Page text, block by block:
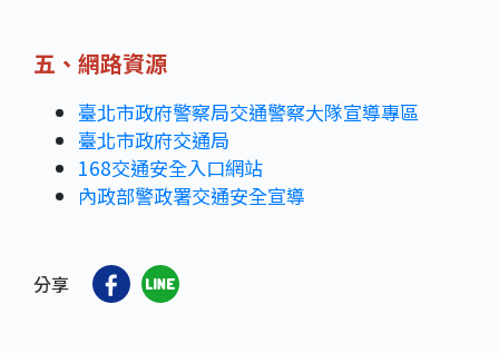
五、網路資源
臺北市政府警察局交通警察大隊宣導專區
臺北市政府交通局
168交通安全入口網站
內政部警政署交通安全宣導
分享